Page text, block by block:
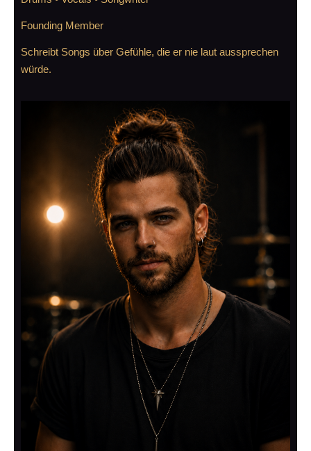
Founding Member
Schreibt Songs über Gefühle, die er nie laut aussprechen
würde.